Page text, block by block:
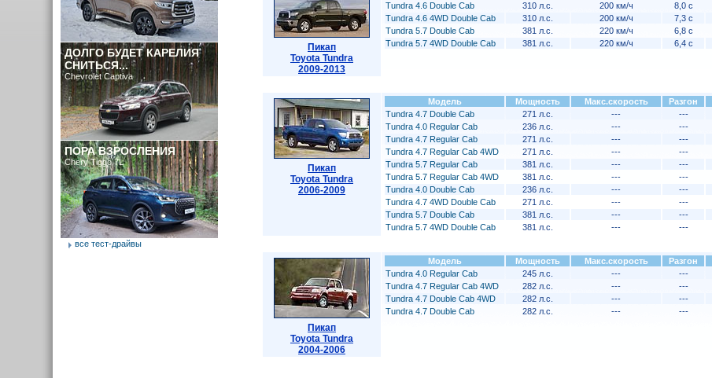
ДОЛГО БУДЕТ КАРЕЛИЯ
СНИТЬСЯ...
Chevrolet Captiva
ПОРА ВЗРОСЛЕНИЯ
Chery Tiggo 7L
все тест-драйвы
Пикап
Toyota Tundra
2009-2013
Tundra 4.6 Double Cab
310 л.с. 200 км/ч 8,0 с
Tundra 4.6 4WD Double Cab
310 л.с. 200 км/ч 7,3 с
Tundra 5.7 Double Cab
381 л.с. 220 км/ч 6,8 с
Tundra 5.7 4WD Double Cab
381 л.с. 220 км/ч 6,4 с
Пикап
Toyota Tundra
2006-2009
Модель Мощность Макс.скорость Разгон
Tundra 4.7 Double Cab
271 л.с. --- ---
Tundra 4.0 Regular Cab
236 л.с. --- ---
Tundra 4.7 Regular Cab
271 л.с. --- ---
Tundra 4.7 Regular Cab 4WD
271 л.с. --- ---
Tundra 5.7 Regular Cab
381 л.с. --- ---
Tundra 5.7 Regular Cab 4WD
381 л.с. --- ---
Tundra 4.0 Double Cab
236 л.с. --- ---
Tundra 4.7 4WD Double Cab
271 л.с. --- ---
Tundra 5.7 Double Cab
381 л.с. --- ---
Tundra 5.7 4WD Double Cab
381 л.с. --- ---
Пикап
Toyota Tundra
2004-2006
Модель Мощность Макс.скорость Разгон
Tundra 4.0 Regular Cab
245 л.с. --- ---
Tundra 4.7 Regular Cab 4WD
282 л.с. --- ---
Tundra 4.7 Double Cab 4WD
282 л.с. --- ---
Tundra 4.7 Double Cab
282 л.с. --- ---